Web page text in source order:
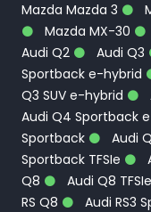
Mazda Mazda 3
Mazda MX-30
Audi Q2
Audi Q3
Sportback e-hybrid
Q3 SUV e-hybrid
Audi Q4 Sportback
Sportback
Audi
Sportback TFSIe
Q8
Audi Q8 TFSIe
RS Q8
Audi RS3